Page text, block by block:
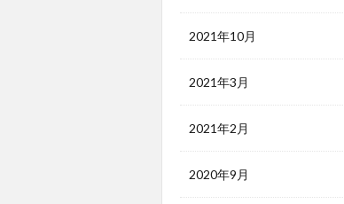
2021年10月
2021年3月
2021年2月
2020年9月